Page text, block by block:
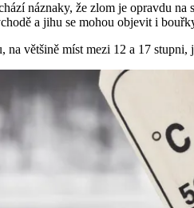
náznaky, že zlom je opravdu
a jihu se mohou objevit i
většině míst mezi 12 a 17